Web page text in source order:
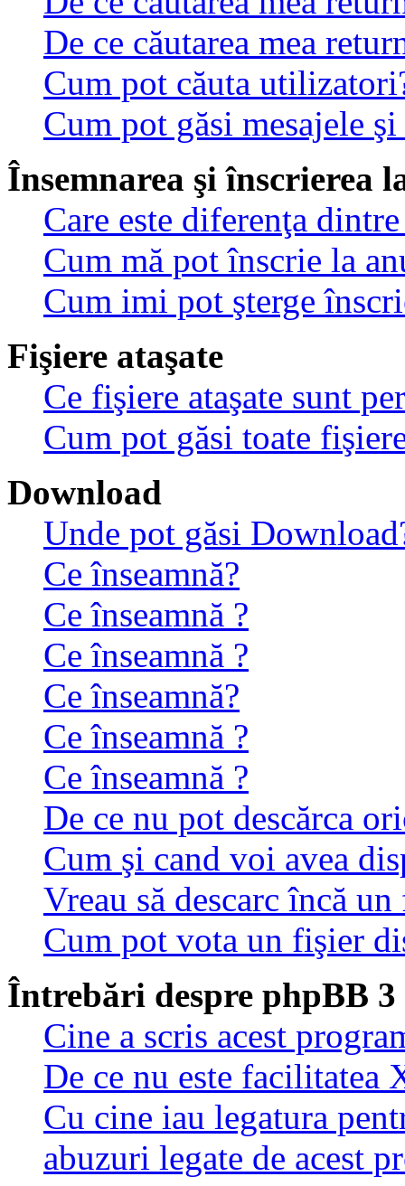
De ce căutarea mea
Cum pot căuta
Cum pot găsi mesajele
Însemnarea şi înscrierea
Care este diferenţa
Cum mă pot înscrie la
Cum imi pot şterge
Fişiere ataşate
Ce fişiere ataşate sunt
Cum pot găsi toate
Download
Unde pot găsi
Ce înseamnă?
Ce înseamnă ?
Ce înseamnă ?
Ce înseamnă?
Ce înseamnă ?
Ce înseamnă ?
De ce nu pot descărca
Cum şi cand voi avea
Vreau să descarc încă
Cum pot vota un fişier
Întrebări despre phpBB 3
Cine a scris acest
De ce nu este facilitatea
Cu cine iau legatura
abuzuri legate de acest